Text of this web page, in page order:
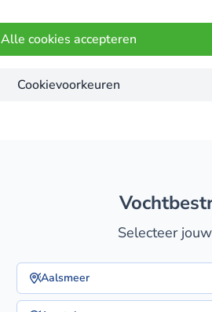
Alle cookies accepteren
Cookievoorkeuren
Selecteer
Aalsmeer